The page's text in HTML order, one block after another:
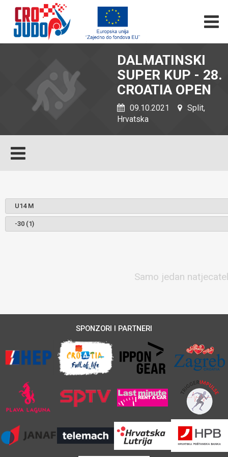
DALMATINSKI
SUPER KUP - 28.
CROATIA OPEN
09.10.2021
Split,
Hrvatska
Samo jedan
SPONZORI I PARTNERI